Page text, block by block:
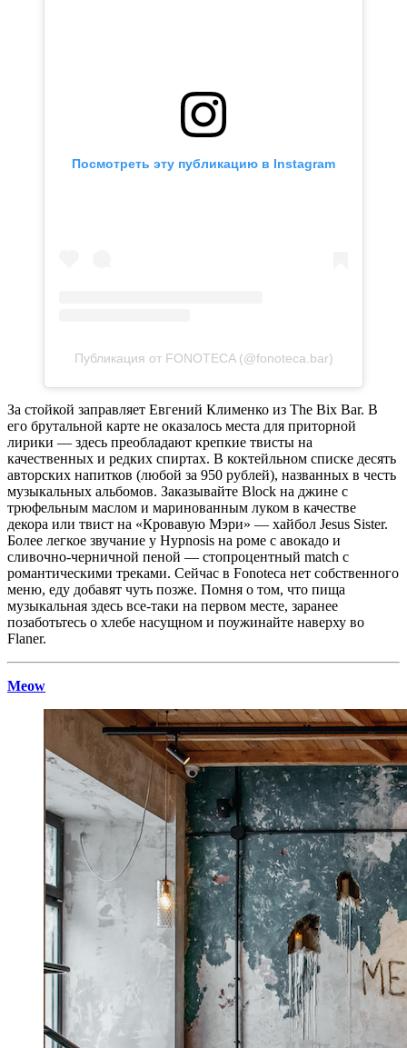
Посмотреть эту публикацию в Instagram
Публикация от FONOTECA (@fonoteca.bar)
За стойкой заправляет Евгений Клименко из The Bix Bar. В
его брутальной карте не оказалось места для приторной
лирики — здесь преобладают крепкие твисты на
качественных и редких спиртах. В коктейльном списке десять
авторских напитков (любой за 950 рублей), названных в честь
музыкальных альбомов. Заказывайте Block на джине с
трюфельным маслом и маринованным луком в качестве
декора или твист на «Кровавую Мэри» — хайбол Jesus Sister.
Более легкое звучание у Hypnosis на роме с авокадо и
сливочно-черничной пеной — стопроцентный match с
романтическими треками. Сейчас в Fonoteca нет собственного
меню, еду добавят чуть позже. Помня о том, что пища
музыкальная здесь все-таки на первом месте, заранее
позаботьтесь о хлебе насущном и поужинайте наверху во
Flaner.
Meow